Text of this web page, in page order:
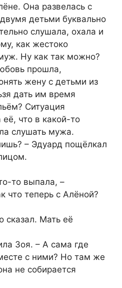
Она развелась с
детьми буквально
слушала, охала и
как жестоко
Ну как так можно?
прошла,
жену с детьми из
дать им время
Ситуация
её, что в какой-то
слушать мужа.
– Эдуард пощёлкал
то выпала, –
что теперь с Алёной?
сказал. Мать её
Зоя. – А сама где
с ними? Но там же
не собирается